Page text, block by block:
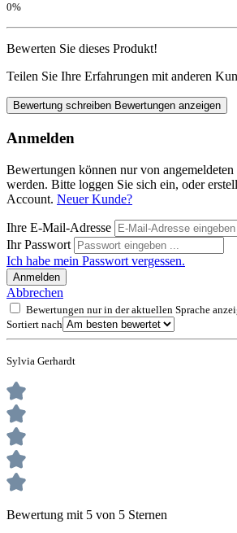
0%
Bewerten Sie dieses Produkt!
Teilen Sie Ihre Erfahrungen mit anderen
Bewertung schreiben Bewertungen anzeigen
Anmelden
Bewertungen können nur von angemeldeten
werden. Bitte loggen Sie sich ein, oder
Account. Neuer Kunde?
Ihre E-Mail-Adresse
Ihr Passwort
Ich habe mein Passwort vergessen.
Anmelden
Abbrechen
Bewertungen nur in der aktuellen Sprache
Sortiert nach
Sylvia Gerhardt
Bewertung mit 5 von 5 Sternen